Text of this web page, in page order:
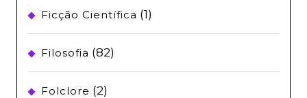
Ficção Científica (1)
Filosofia (82)
Folclore (2)